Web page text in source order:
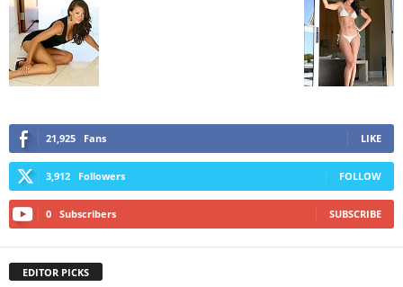
21,925 Fans LIKE
3,912 Followers FOLLOW
0 Subscribers SUBSCRIBE
EDITOR PICKS